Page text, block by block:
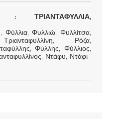
: ΤΡΙΑΝΤΑΦΥΛΛΙΑ,
Φύλλια, Φυλλιώ, Φυλλίτσα,
Ρόζα,
Φύλλης, Φύλλιος,
Ντάφυ, Ντάφι